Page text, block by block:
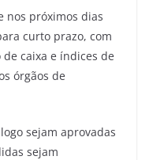
nos próximos dias
curto prazo, com
caixa e índices de
órgãos de
sejam aprovadas
sejam